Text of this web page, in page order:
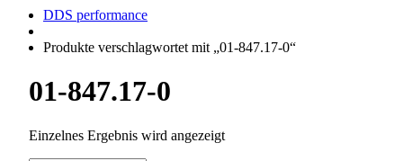
DDS performance
Produkte verschlagwortet mit „01-847.17-0“
01-847.17-0
Einzelnes Ergebnis wird angezeigt